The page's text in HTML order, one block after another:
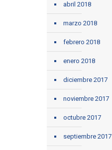
abril 2018
marzo 2018
febrero 2018
enero 2018
diciembre 2017
noviembre 2017
octubre 2017
septiembre 2017